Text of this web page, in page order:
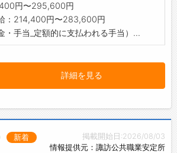
円〜295,600円
：214,400円〜283,600円
・手当_定額的に支払われる手当）...
詳細を見る
掲載開始日:2026/08/03
情報提供元：諏訪公共職業安定所
新着